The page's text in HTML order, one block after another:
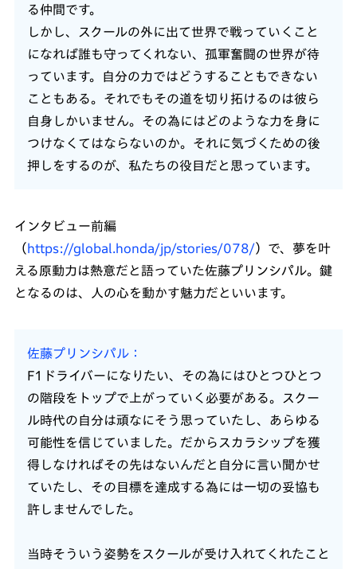
る仲間です。
しかし、スクールの外に出て世界で戦っていくこと
になれば誰も守ってくれない、孤軍奮闘の世界が待
っています。自分の力ではどうすることもできない
こともある。それでもその道を切り拓けるのは彼ら
自身しかいません。その為にはどのような力を身に
つけなくてはならないのか。それに気づくための後
押しをするのが、私たちの役目だと思っています。
インタビュー前編
（ https://global.honda/jp/stories/078/）で、夢を叶
える原動力は熱意だと語っていた佐藤プリンシパル。鍵
となるのは、人の心を動かす魅力だといいます。
佐藤プリンシパル
F1ドライバーになりたい、その為にはひとつひとつ
の階段をトップで上がっていく必要がある。スクー
ル時代の自分は頑なにそう思っていたし、あらゆる
可能性を信じていました。だからスカラシップを獲
得しなければその先はないんだと自分に言い聞かせ
ていたし、その目標を達成する為には一切の妥協も
許しませんでした。
当時そういう姿勢をスクールが受け入れてくれたこと